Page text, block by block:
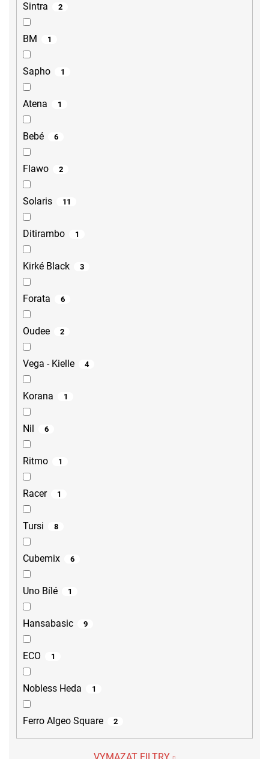
Sintra 2
BM 1
Sapho 1
Atena 1
Bebé 6
Flawo 2
Solaris 11
Ditirambo 1
Kirké Black 3
Forata 6
Oudee 2
Vega - Kielle 4
Korana 1
Nil 6
Ritmo 1
Racer 1
Tursi 8
Cubemix 6
Uno Bílé 1
Hansabasic 9
ECO 1
Nobless Heda 1
Ferro Algeo Square 2